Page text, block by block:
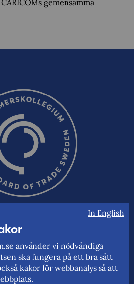
gemensamma
– Sveriges myndighet
EU:s inre marknad och
verkar för frihandel och
EU:s inre marknad.
In English
använder vi nödvändiga
ska fungera på ett bra sätt
kakor för webbanalys så att